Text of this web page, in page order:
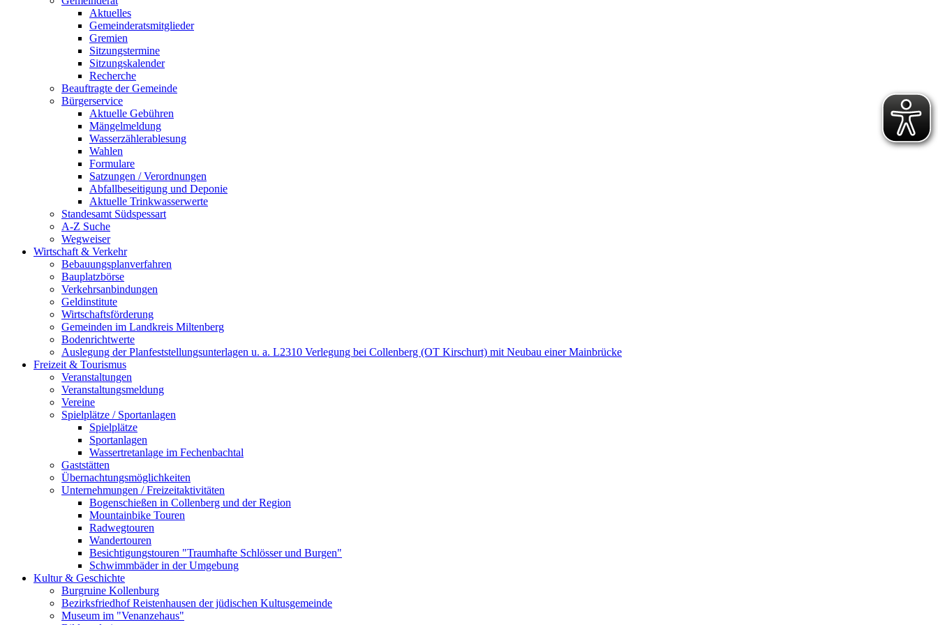
Aktuelles
Gemeinderatsmitglieder
Gremien
Sitzungstermine
Sitzungskalender
Recherche
Beauftragte der Gemeinde
Bürgerservice
Aktuelle Gebühren
Mängelmeldung
Wasserzählerablesung
Wahlen
Formulare
Satzungen / Verordnungen
Abfallbeseitigung und Deponie
Aktuelle Trinkwasserwerte
Standesamt Südspessart
A-Z Suche
Wegweiser
Wirtschaft & Verkehr
Bebauungsplanverfahren
Bauplatzbörse
Verkehrsanbindungen
Geldinstitute
Wirtschaftsförderung
Gemeinden im Landkreis Miltenberg
Bodenrichtwerte
Auslegung der Planfeststellungsunterlagen u. a. L2310 Verlegung bei Collenberg (OT Kirschurt) mit Neubau einer Mainbrücke
Freizeit & Tourismus
Veranstaltungen
Veranstaltungsmeldung
Vereine
Spielplätze / Sportanlagen
Spielplätze
Sportanlagen
Wassertretanlage im Fechenbachtal
Gaststätten
Übernachtungsmöglichkeiten
Unternehmungen / Freizeitaktivitäten
Bogenschießen in Collenberg und der Region
Mountainbike Touren
Radwegtouren
Wandertouren
Besichtigungstouren "Traumhafte Schlösser und Burgen"
Schwimmbäder in der Umgebung
Kultur & Geschichte
Burgruine Kollenburg
Bezirksfriedhof Reistenhausen der jüdischen Kultusgemeinde
Museum im "Venanzehaus"